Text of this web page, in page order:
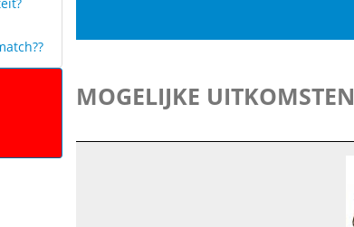
MOGELIJKE UITKOMSTEN